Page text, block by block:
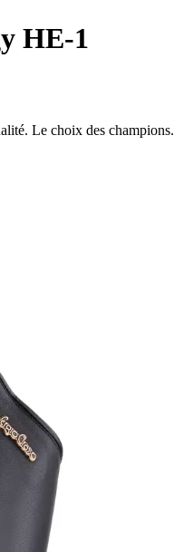
HE-1
Le choix des champions.